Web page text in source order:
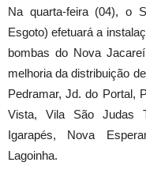
Na quarta-feira (04), o
Esgoto) efetuará a
bombas do Nova
melhoria da distribuição
Pedramar, Jd. do Portal,
Vista, Vila São Judas
Igarapés, Nova
Lagoinha.